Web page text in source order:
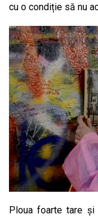
cu o condiție să nu
Ploua foarte tare